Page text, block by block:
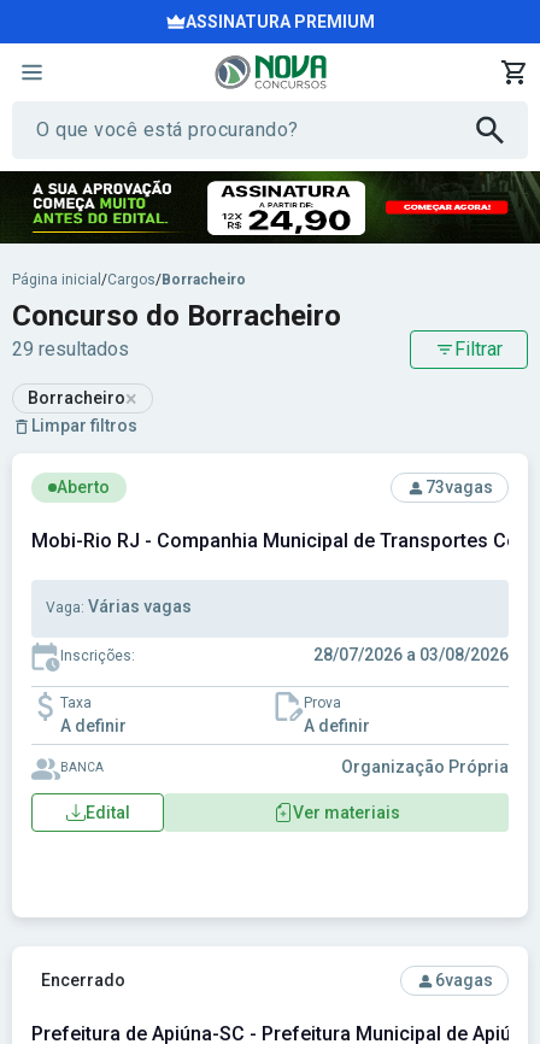
ASSINATURA PREMIUM
Página inicial /Cargos/Borracheiro
Concurso do Borracheiro
29 resultados Filtrar
Borracheiro×
Limpar filtros
Ver concurso: Mobi-Rio RJ - Companhia Municipal de
Aberto 73vagas
Mobi-Rio RJ - Companhia Municipal de Transportes
Vaga: Várias vagas
Inscrições: 28/07/2026 a 03/08/2026
Taxa
A definir
Prova
A definir
BANCA Organização Própria
Edital Ver materiais
Ver concurso: Prefeitura de Apiúna-SC - Prefeitura
Encerrado 6vagas
Prefeitura de Apiúna-SC - Prefeitura Municipal de